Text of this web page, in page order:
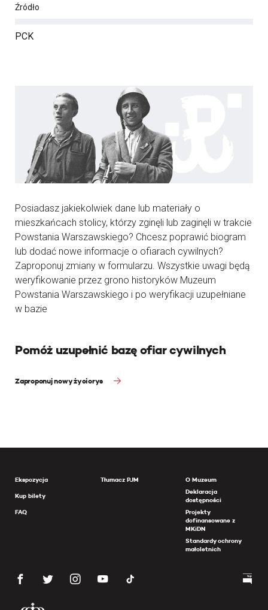
Źródło
PCK
Posiadasz jakiekolwiek dane lub materiały o
mieszkańcach stolicy, którzy zginęli lub zaginęli w trakcie
Powstania Warszawskiego? Chcesz poprawić biogram
lub dodać nowe informacje o ofiarach cywilnych?
Zaproponuj zmiany w formularzu. Wszystkie uwagi będą
weryfikowanie przez grono historyków Muzeum
Powstania Warszawskiego i po weryfikacji uzupełniane
w bazie
Pomóż uzupełnić bazę ofiar cywilnych
Zaproponuj nowy życiorys
Ekspozycja
Kup bilety
FAQ
Tłumacz PJM
O Muzeum
Deklaracja
dostępności
Projekty
dofinansowane z
MKiDN
Standardy ochrony
małoletnich